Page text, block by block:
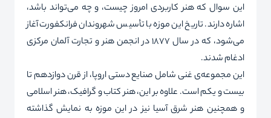
این سوال که هنر کاربردی امروز چیست، و چه می‌تواند باشد،
اشاره دارند. تاریخ این موزه با تأسیس شهروندان فرانکفورت آغاز
می‌شود، که در سال 1877 در انجمن هنر و تجارت آلمان مرکزی
ادغام شدند.
این مجموعه‌ی غنی شامل صنایع دستی اروپا، از قرن دوازدهم تا
بیست و یکم است. علاوه بر این، هنر کتاب و گرافیک، هنر اسلامی‌
و همچنین هنر شرق آسیا نیز در این موزه به نمایش گذاشته